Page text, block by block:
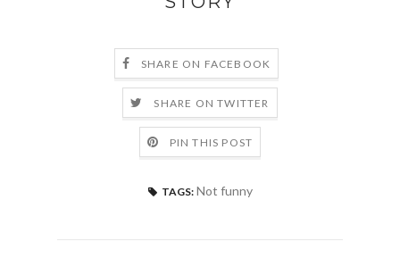
SHARE ON FACEBOOK
SHARE ON TWITTER
PIN THIS POST
TAGS: Not funny